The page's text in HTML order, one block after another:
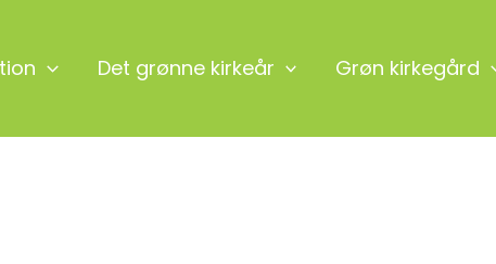
Det grønne kirkeår Grøn kirkegård